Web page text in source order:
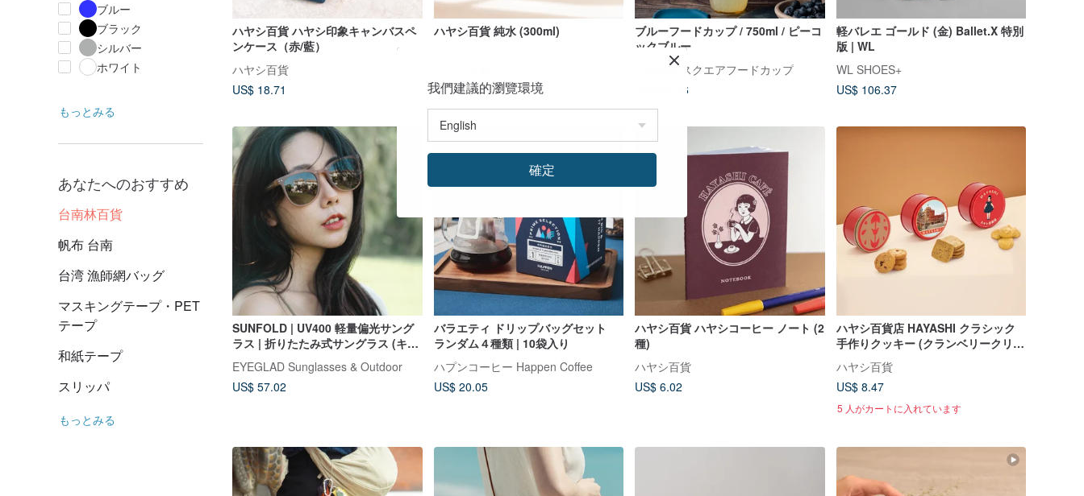
ブルー
ブラック
シルバー
ホワイト
もっとみる
あなたへのおすすめ
台南林百貨
帆布 台南
台湾 漁師網バッグ
マスキングテープ・PET
テープ
和紙テープ
スリッパ
もっとみる
ハヤシ百貨 ハヤシ印象キャンバスペ
ンケース（赤/藍）
ハヤシ百貨
US$ 18.71
ハヤシ百貨 純水 (300ml)
US$ 1.34
ブルーフードカップ / 750ml / ピーコ
ックブルー
FunXion スクエアフードカップ
US$ 53.46
軽バレエ ゴールド (金) Ballet.X 特別
版 | WL
WL SHOES+
US$ 106.37
SUNFOLD | UV400 軽量偏光サング
ラス | 折りたたみ式サングラス (キャ
ラメルブラウンXブラウンレンズ)
EYEGLAD Sunglasses & Outdoor
US$ 57.02
バラエティ ドリップバッグセット
ランダム４種類 | 10袋入り
ハプンコーヒー Happen Coffee
US$ 20.05
ハヤシ百貨 ハヤシコーヒー ノート (2
種)
ハヤシ百貨
US$ 6.02
ハヤシ百貨店 HAYASHI クラシック
手作りクッキー (クランベリークリス
プ/アールグレイティークッキー/レモ
ンオレンジボール)
ハヤシ百貨
US$ 8.47
5 人がカートに入れています
我們建議的瀏覽環境
確定